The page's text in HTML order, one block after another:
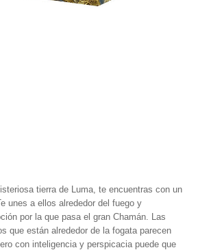
tierra de Luma, te encuentras con un
unes a ellos alrededor del fuego y
por la que pasa el gran Chamán. Las
que están alrededor de la fogata parecen
con inteligencia y perspicacia puede que